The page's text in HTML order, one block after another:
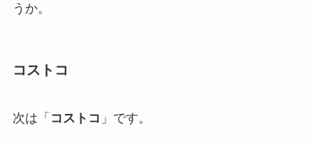
うか。
コストコ
次は「 コストコ 」です。